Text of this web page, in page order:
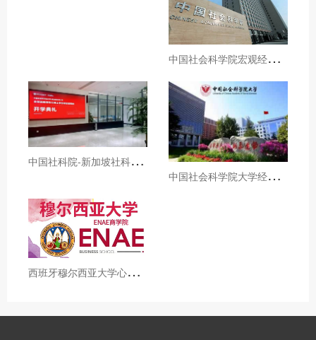
中
国社会科学院宏观经济与战略管理高级研修班招生简章
中
国社科院-新加坡社科大学全球战略领导力博士招生简章
中
国社会科学院大学经济学院国民经济学高级课程招生简章
西
班牙穆尔西亚大学心理学博士招生简章